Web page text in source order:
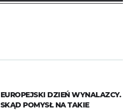
EUROPEJSKI DZIEŃ WYNALAZCY.
SKĄD POMYSŁ NA TAKIE